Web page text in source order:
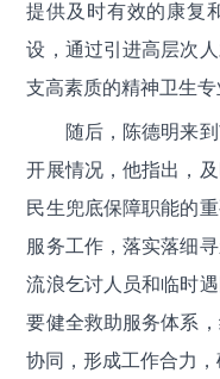
提供及时有效的康复
设，通过引进高层次
支高素质的精神卫生专
随后，陈德明来到
开展情况，他指出，
民生兜底保障职能的
服务工作，落实落细
流浪乞讨人员和临时
要健全救助服务体系
协同，形成工作合力，